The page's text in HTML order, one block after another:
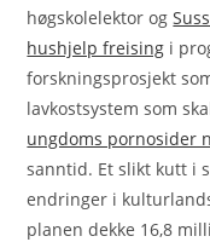
høgskolelektor og
hushjelp freising i
forskningsprosjekt
lavkostsystem som
ungdoms pornosider
sanntid. Et slikt kutt i
endringer i
planen dekke 16,8